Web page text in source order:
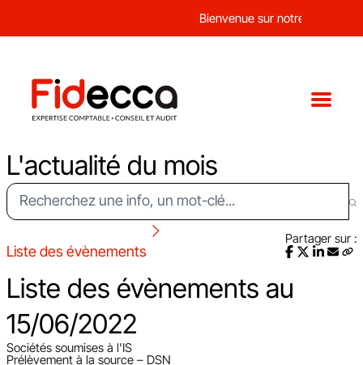
Bienvenue sur notre nouveau
L'actualité du mois
Liste des évènements
Partager sur :
Liste des évènements au
15/06/2022
Sociétés soumises à l'IS
Prélèvement à la source – DSN